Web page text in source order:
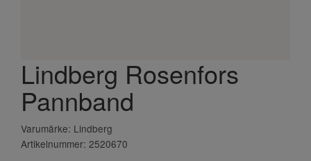
Lindberg Rosenfors
Pannband
Varumärke: Lindberg
Artikelnummer: 2520670